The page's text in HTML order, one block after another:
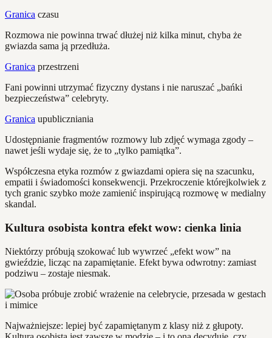
Granica czasu
Rozmowa nie powinna trwać dłużej niż kilka minut, chyba że
gwiazda sama ją przedłuża.
Granica przestrzeni
Fani powinni utrzymać fizyczny dystans i nie naruszać „bańki
bezpieczeństwa” celebryty.
Granica upubliczniania
Udostępnianie fragmentów rozmowy lub zdjęć wymaga zgody –
nawet jeśli wydaje się, że to „tylko pamiątka”.
Współczesna etyka rozmów z gwiazdami opiera się na szacunku,
empatii i świadomości konsekwencji. Przekroczenie którejkolwiek z
tych granic szybko może zamienić inspirującą rozmowę w medialny
skandal.
Kultura osobista kontra efekt wow: cienka linia
Niektórzy próbują szokować lub wywrzeć „efekt wow” na
gwieździe, licząc na zapamiętanie. Efekt bywa odwrotny: zamiast
podziwu – zostaje niesmak.
Najważniejsze: lepiej być zapamiętanym z klasy niż z głupoty.